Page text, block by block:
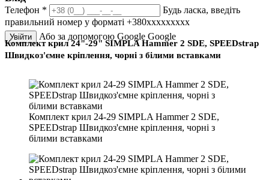
Телефон *
Будь ласка, введіть
правильний номер у форматі +380ххххххххх
Увійти Або за допомогою Google Google
Комплект крил 24"-29" SIMPLA Hammer 2 SDE, SPEEDstrap
Швидкоз'ємне кріплення, чорні з білими вставками
Комплект крил 24-29 SIMPLA Hammer 2 SDE,
SPEEDstrap Швидкоз'ємне кріплення, чорні з
білими вставками